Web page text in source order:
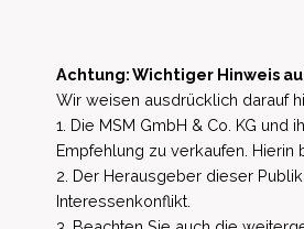
Achtung: Wichtiger Hinweis
Wir weisen ausdrücklich darauf
1. Die MSM GmbH & Co. KG
Empfehlung zu verkaufen.
2. Der Herausgeber dieser
Interessenkonflikt.